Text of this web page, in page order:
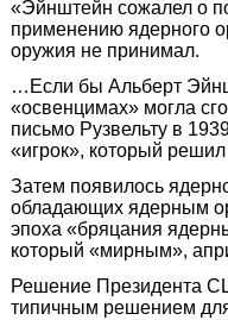
«Эйнштейн сожалел о
применению ядерного
оружия не принимал.
…Если бы Альберт
«освенцимах» могла
письмо Рузвельту в
«игрок», который
Затем появилось
обладающих ядерным
эпоха «бряцания
который «мирным»,
Решение Президента
типичным решением